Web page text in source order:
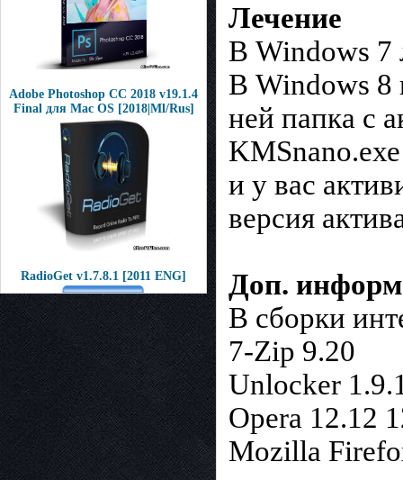
Adobe Photoshop CC 2018 v19.1.4
Final для Mac OS [2018|Ml/Rus]
RadioGet v1.7.8.1 [2011 ENG]
Лечение
В Windows 7
В Windows 8
ней папка с
и у вас
версия
Доп.
В сборки
7-Zip 9.20
Unlocker
Opera 12.12
Mozilla